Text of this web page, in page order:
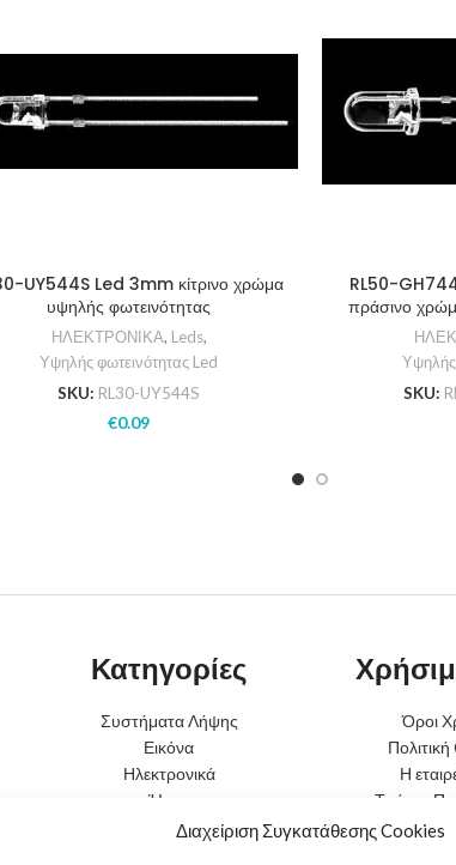
Διαχείριση Συγκατάθεσης Cookies
UY544S Led 3mm κίτρινο χρώμα
υψηλής φωτεινότητας
ΗΛΕΚΤΡΟΝΙΚΑ, Leds,
Υψηλής φωτεινότητας Led
SKU: RL30-UY544S
€0.09
RL50-
πράσινο
Υψηλής
SKU:
Κατηγορίες
Συστήματα Λήψης
Εικόνα
Ηλεκτρονικά
Ήχος
Φωτισμός
Όροι
Η
Τρόποι
Τρόποι